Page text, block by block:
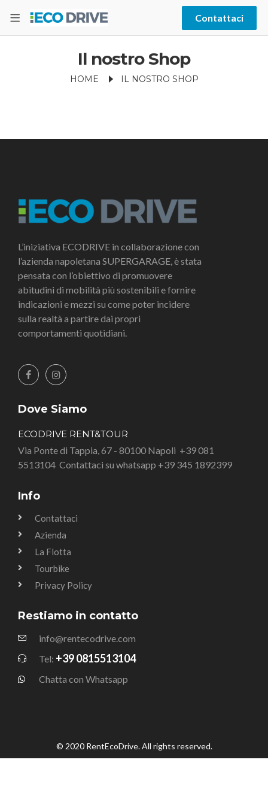
Contattaci
Il nostro Shop
HOME IL NOSTRO SHOP
L’iniziativa ECODRIVE in collaborazione con
l’azienda napoletana SUPERGARAGE, è stata
pensata con l’obiettivo di promuovere
abitudini di mobilità più sostenibili e fornire
indicazioni e mezzi su come poter incidere
sulla realtà a partire dai propri
comportamenti quotidiani.
Dove Siamo
ECODRIVE RENT&TOUR
Via Ponte di Tappia, 67 - 80100 Napoli +39 081
5513104 Contattaci su whatsapp +39 345 1892399
Info
Contattaci
Azienda
La Flotta
Tourbike
Privacy Policy
Restiamo in contatto
info@rentecodrive.com
Tel: +39 0815513104
Chatta con Whatsapp
© 2020 RentEcoDrive. All rights reserved.